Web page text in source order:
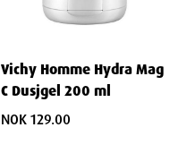
Vichy Homme Hydra Mag
C Dusjgel 200 ml
NOK 129.00